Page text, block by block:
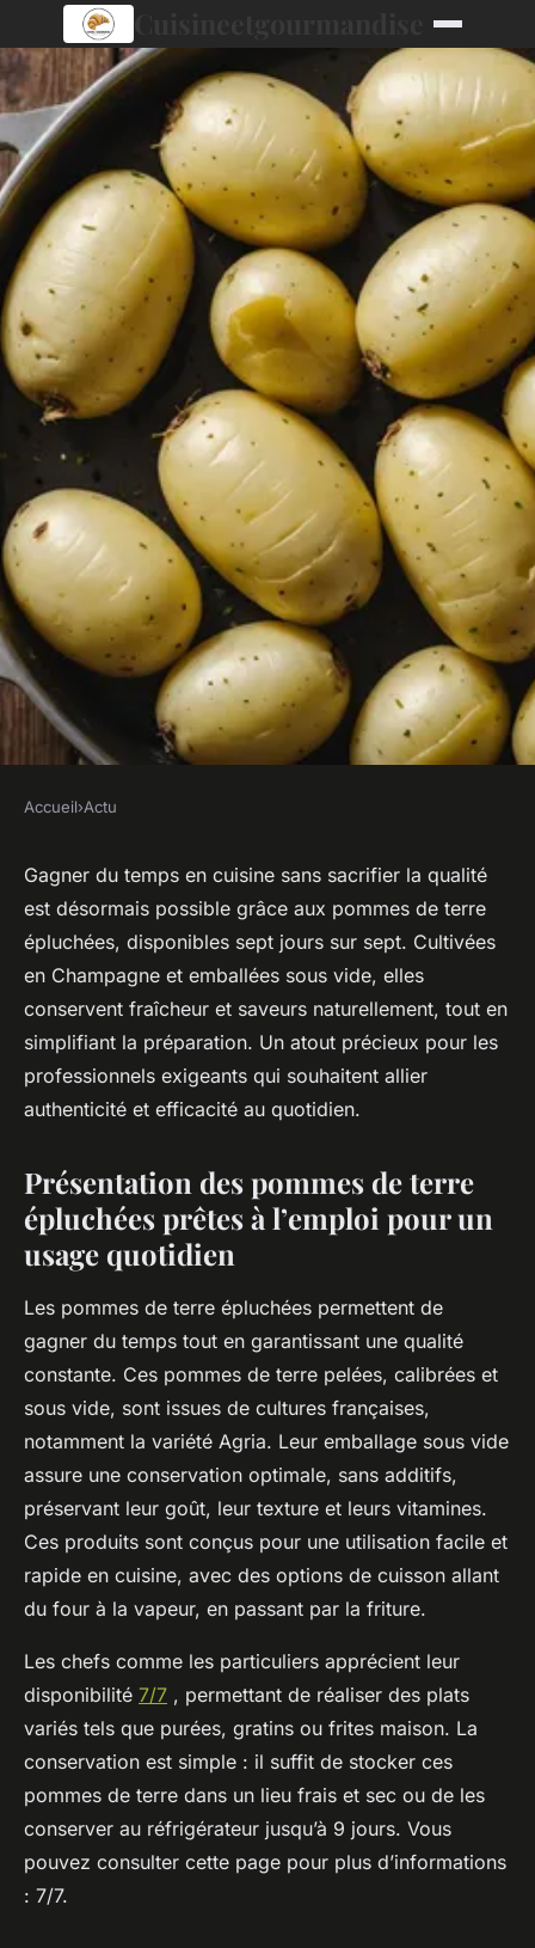
Pommes de terre épluchées
7j/7 : la solution pratique pour
cuisiner au quotidien
Inaya•2 septembre 2025• 5 min de lecture
Accueil›Actu
Gagner du temps en cuisine sans sacrifier la qualité
est désormais possible grâce aux pommes de terre
épluchées, disponibles sept jours sur sept. Cultivées
en Champagne et emballées sous vide, elles
conservent fraîcheur et saveurs naturellement, tout en
simplifiant la préparation. Un atout précieux pour les
professionnels exigeants qui souhaitent allier
authenticité et efficacité au quotidien.
Présentation des pommes de terre
épluchées prêtes à l’emploi pour un
usage quotidien
Les pommes de terre épluchées permettent de
gagner du temps tout en garantissant une qualité
constante. Ces pommes de terre pelées, calibrées et
sous vide, sont issues de cultures françaises,
notamment la variété Agria. Leur emballage sous vide
assure une conservation optimale, sans additifs,
préservant leur goût, leur texture et leurs vitamines.
Ces produits sont conçus pour une utilisation facile et
rapide en cuisine, avec des options de cuisson allant
du four à la vapeur, en passant par la friture.
Les chefs comme les particuliers apprécient leur
disponibilité 7/7 , permettant de réaliser des plats
variés tels que purées, gratins ou frites maison. La
conservation est simple : il suffit de stocker ces
pommes de terre dans un lieu frais et sec ou de les
conserver au réfrigérateur jusqu’à 9 jours. Vous
pouvez consulter cette page pour plus d’informations
: 7/7.